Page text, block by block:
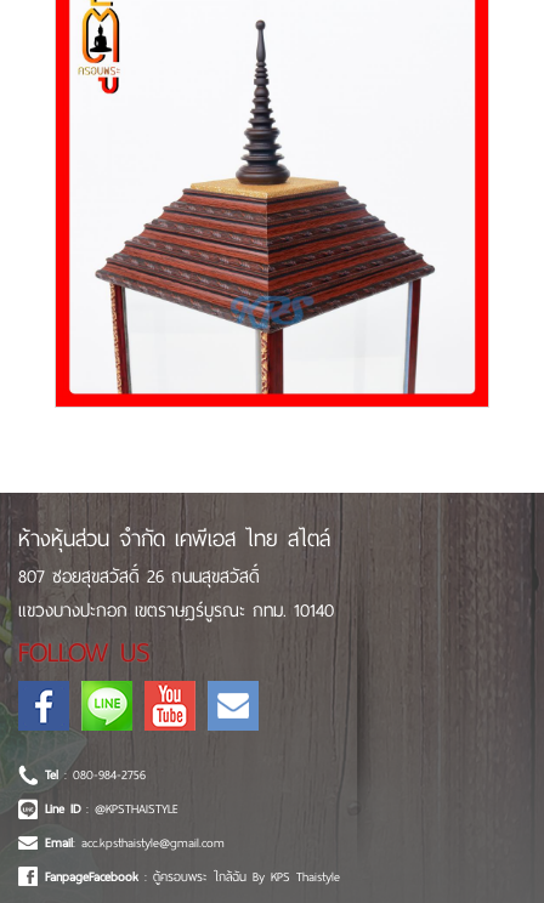
ห้างหุ้นส่วน จำกัด เคพีเอส ไทย สไตล์
807 ซอยสุขสวัสดิ์ 26 ถนนสุขสวัสดิ์
แขวงบางปะกอก เขตราษฎร์บูรณะ กทม. 10140
FOLLOW US
Tel: 080-984-2756
Line ID: @KPSTHAISTYLE
Email: acc.kpsthaistyle@gmail.com
FanpageFacebook : ตู้ครอบพระ ใกล้ฉัน By KPS Thaistyle